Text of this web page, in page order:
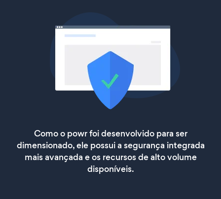
Como o powr foi desenvolvido para ser
dimensionado, ele possui a segurança integrada
mais avançada e os recursos de alto volume
disponíveis.